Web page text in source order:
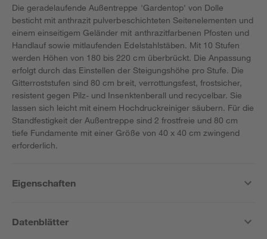
Die geradelaufende Außentreppe 'Gardentop' von Dolle
besticht mit anthrazit pulverbeschichteten Seitenelementen und
einem einseitigem Geländer mit anthrazitfarbenen Pfosten und
Handlauf sowie mitlaufenden Edelstahlstäben. Mit 10 Stufen
werden Höhen von 180 bis 220 cm überbrückt. Die Anpassung
erfolgt durch das Einstellen der Steigungshöhe pro Stufe. Die
Gitterroststufen sind 80 cm breit, verrottungsfest, frostsicher,
resistent gegen Pilz- und Insenktenberall und recycelbar. Sie
lassen sich leicht mit einem Hochdruckreiniger säubern. Für die
Standfestigkeit der Außentreppe sind 2 frostfreie und 80 cm
tiefe Fundamente mit einer Größe von 40 x 40 cm zwingend
erforderlich.
Eigenschaften
Datenblätter